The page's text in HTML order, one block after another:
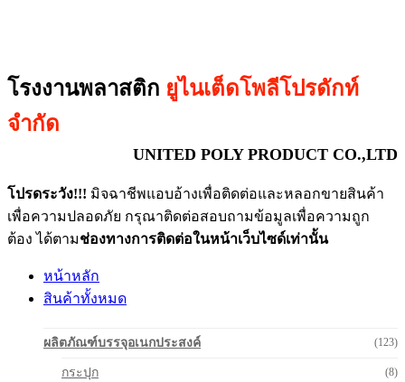
โรงงานพลาสติก ยูไนเต็ดโพลีโปรดักท์
จำกัด
UNITED POLY PRODUCT CO.,LTD
โปรดระวัง!!! มิจฉาชีพแอบอ้างเพื่อติดต่อและหลอกขายสินค้า
เพื่อความปลอดภัย กรุณาติดต่อสอบถามข้อมูลเพื่อความถูก
ต้อง ได้ตามช่องทางการติดต่อในหน้าเว็บไซด์เท่านั้น
หน้าหลัก
สินค้าทั้งหมด
ผลิตภัณฑ์บรรจุอเนกประสงค์ (123)
กระปุก (8)